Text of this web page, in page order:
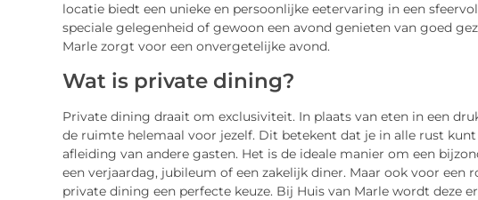
locatie biedt een unieke en persoonlijke eetervaring in een
speciale gelegenheid of gewoon een avond genieten van goed
Marle zorgt voor een onvergetelijke avond.
Wat is private dining?
Private dining draait om exclusiviteit. In plaats van eten in een
de ruimte helemaal voor jezelf. Dit betekent dat je in alle rust
afleiding van andere gasten. Het is de ideale manier om een
een verjaardag, jubileum of een zakelijk diner. Maar ook voor
private dining een perfecte keuze. Bij Huis van Marle wordt deze